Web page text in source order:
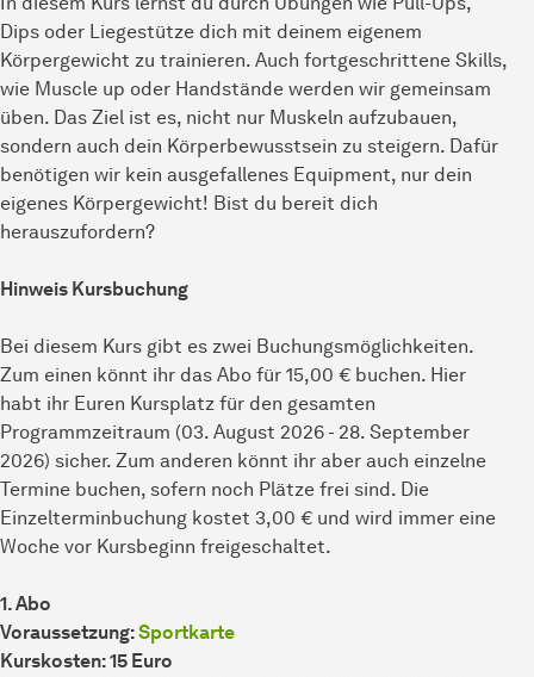
Dips oder Liegestütze dich mit deinem eigenem
Körpergewicht zu trainieren. Auch fortgeschrittene Skills,
wie Muscle up oder Handstände werden wir gemeinsam
üben. Das Ziel ist es, nicht nur Muskeln aufzubauen,
sondern auch dein Körperbewusstsein zu steigern. Dafür
benötigen wir kein ausgefallenes Equipment, nur dein
eigenes Körpergewicht! Bist du bereit dich
herauszufordern?
Hinweis Kursbuchung
Bei diesem Kurs gibt es zwei Buchungsmöglichkeiten.
Zum einen könnt ihr das Abo für 15,00 € buchen. Hier
habt ihr Euren Kursplatz für den gesamten
Programmzeitraum (03. August 2026 - 28. September
2026) sicher. Zum anderen könnt ihr aber auch einzelne
Termine buchen, sofern noch Plätze frei sind. Die
Einzelterminbuchung kostet 3,00 € und wird immer eine
Woche vor Kursbeginn freigeschaltet.
1. Abo
Voraussetzung:Sportkarte
Kurskosten: 15 Euro